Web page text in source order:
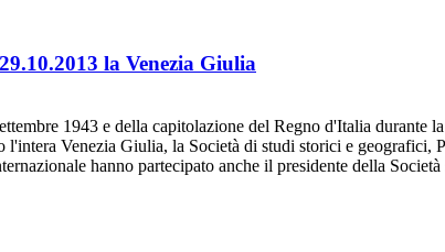
la Venezia Giulia
1943 e della capitolazione del Regno d'Italia durante
Venezia Giulia, la Società di studi storici e
hanno partecipato anche il presidente della